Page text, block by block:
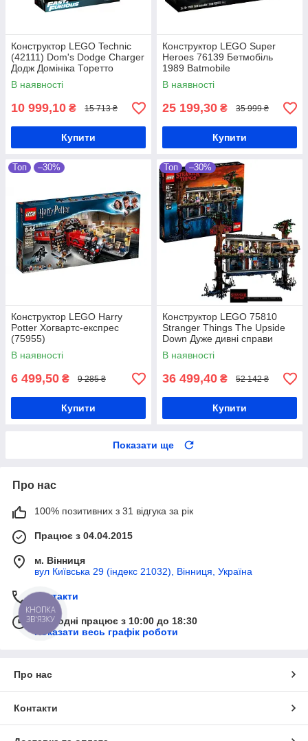
Конструктор LEGO Technic
(42111) Dom's Dodge Charger
Додж Домініка Торетто
В наявності
10 999,10 ₴ 15 713 ₴
Купити
Конструктор LEGO Super
Heroes 76139 Бетмобіль
1989 Batmobile
В наявності
25 199,30 ₴ 35 999 ₴
Купити
Топ –30%
Конструктор LEGO Harry
Potter Хогвартс-експрес
(75955)
В наявності
6 499,50 ₴ 9 285 ₴
Купити
Топ –30%
Конструктор LEGO 75810
Stranger Things The Upside
Down Дуже дивні справи
Догори дригом
В наявності
36 499,40 ₴ 52 142 ₴
Купити
Показати ще
Про нас
100% позитивних з 31 відгука за рік
Працює з 04.04.2015
м. Вінниця
вул Київська 29 (індекс 21032), Вінниця, Україна
Контакти
Сьогодні працює з 10:00 до 18:30
Показати весь графік роботи
Про нас
Контакти
КНОПКА
ЗВ'ЯЗКУ